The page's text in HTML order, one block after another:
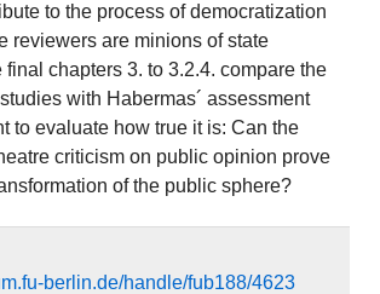
to the process of democratization
reviewers are minions of state
final chapters 3. to 3.2.4. compare the
with Habermas´ assessment
to evaluate how true it is: Can the
criticism on public opinion prove
of the public sphere?
berlin.de/handle/fub188/4623